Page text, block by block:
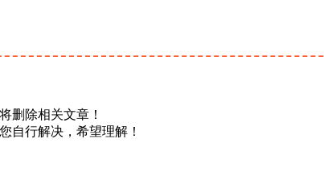
删除相关文章！
自行解决，希望理解！